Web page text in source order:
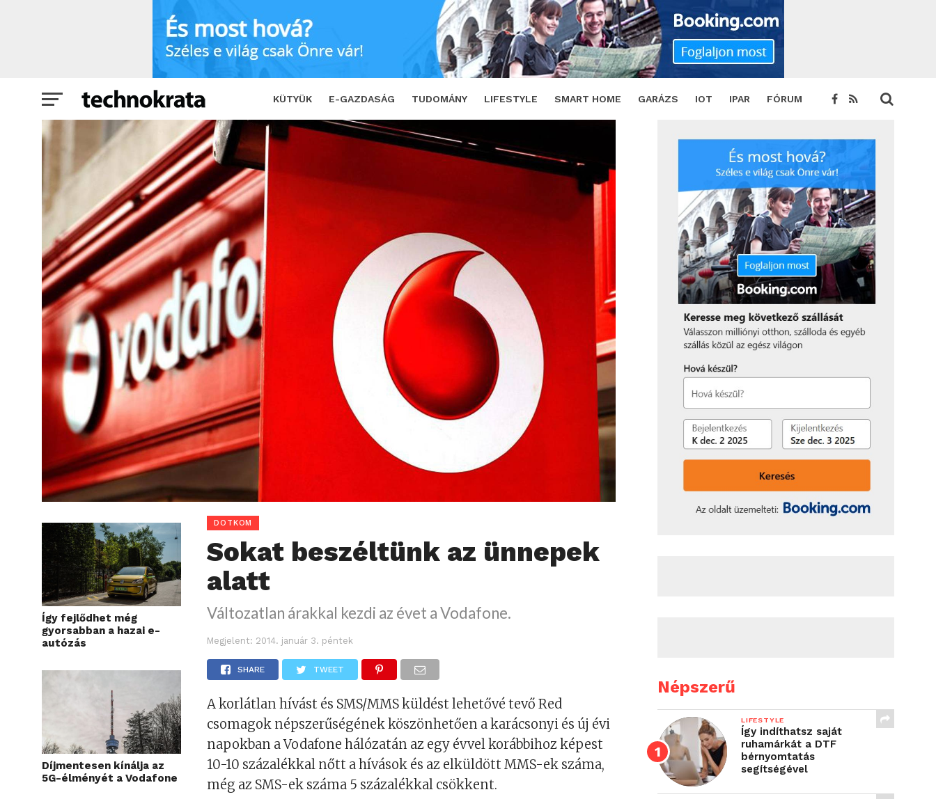
KÜTYÜK E-GAZDASÁG TUDOMÁNY LIFESTYLE SMART HOME GARÁZS IOT IPAR FÓRUM
Sokat beszéltünk az ünnepek alatt TWEET
Így fejlődhet még
gyorsabban a hazai e-
autózás
Díjmentesen kínálja az
5G-élményét a Vodafone
DOTKOM
Sokat beszéltünk az ünnepek
alatt
Változatlan árakkal kezdi az évet a Vodafone.
Megjelent: 2014. január 3. péntek
SHARE TWEET
A korlátlan hívást és SMS/MMS küldést lehetővé tevő Red
csomagok népszerűségének köszönhetően a karácsonyi és új évi
napokban a Vodafone hálózatán az egy évvel korábbihoz képest
10-10 százalékkal nőtt a hívások és az elküldött MMS-ek száma,
még az SMS-ek száma 5 százalékkal csökkent.
Népszerű
LIFESTYLE
Így indíthatsz saját
ruhamárkát a DTF
bérnyomtatás
segítségével